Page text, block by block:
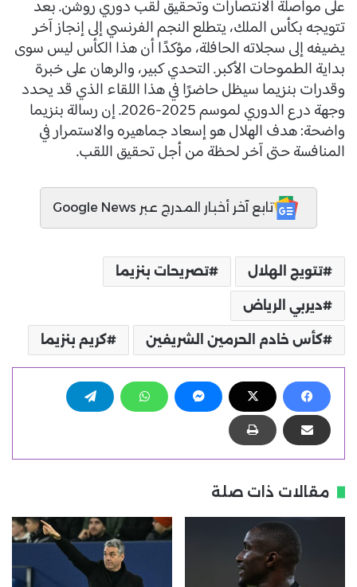
على مواصلة الانتصارات وتحقيق لقب دوري روشن. بعد
تتويجه بكأس الملك، يتطلع النجم الفرنسي إلى إنجاز آخر
يضيفه إلى سجلاته الحافلة، مؤكدًا أن هذا الكأس ليس سوى
بداية الطموحات الأكبر. التحدي كبير، والرهان على خبرة
وقدرات بنزيما سيظل حاضرًا في هذا اللقاء الذي قد يحدد
وجهة درع الدوري لموسم 2025-2026. إن رسالة بنزيما
واضحة: هدف الهلال هو إسعاد جماهيره والاستمرار في
المنافسة حتى آخر لحظة من أجل تحقيق اللقب.
تابع آخر أخبار المدرج عبر Google News
تتويج الهلال تصريحات بنزيما
ديربي الرياض
كأس خادم الحرمين الشريفين كريم بنزيما
مقالات ذات صلة